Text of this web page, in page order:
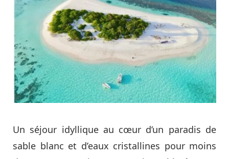
Un séjour idyllique au cœur d’un paradis de
sable blanc et d’eaux cristallines pour moins